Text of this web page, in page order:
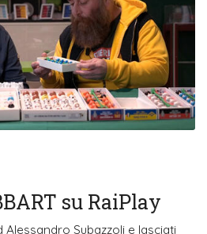
su RaiPlay
Alessandro Subazzoli e lasciati